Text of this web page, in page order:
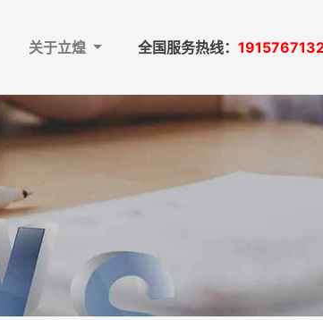
关于立煌 全国服务热线：